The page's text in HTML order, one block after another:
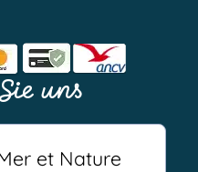
uns
et Nature